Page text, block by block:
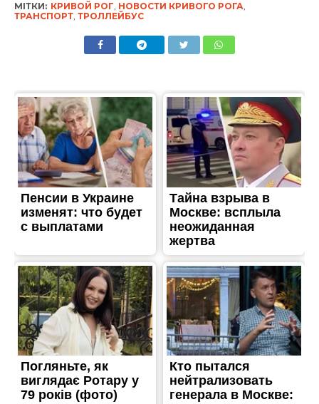
МІТКИ: КРИВОЙ РОГ, НОВОСТИ КРИВОГО РОГА,
ТРАНСПОРТ, ТРОЛЛЕЙБУС